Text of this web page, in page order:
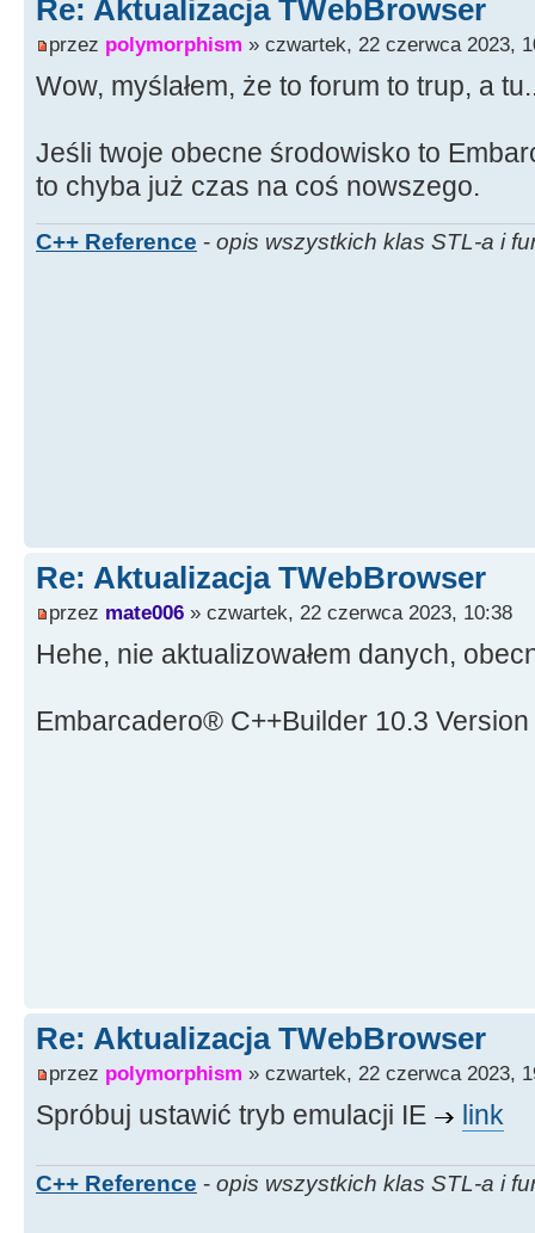
Re: Aktualizacja TWebBrowser
przez polymorphism » czwartek, 22 czerwca 2023,
Wow, myślałem, że to forum to trup, a
Jeśli twoje obecne środowisko to
to chyba już czas na coś nowszego.
C++ Reference - opis wszystkich klas STL-a i
Re: Aktualizacja TWebBrowser
przez mate006 » czwartek, 22 czerwca 2023, 10:38
Hehe, nie aktualizowałem danych,
Embarcadero® C++Builder 10.3
Re: Aktualizacja TWebBrowser
przez polymorphism » czwartek, 22 czerwca 2023,
Spróbuj ustawić tryb emulacji IE link
C++ Reference - opis wszystkich klas STL-a i